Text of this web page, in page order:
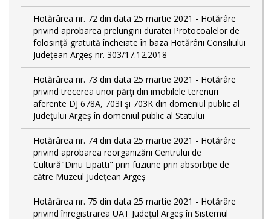
Hotărârea nr. 72 din data 25 martie 2021 - Hotărâre
privind aprobarea prelungirii duratei Protocoalelor de
folosință gratuită încheiate în baza Hotărârii Consiliului
Județean Argeș nr. 303/17.12.2018
Hotărârea nr. 73 din data 25 martie 2021 - Hotărâre
privind trecerea unor părţi din imobilele terenuri
aferente DJ 678A, 703I şi 703K din domeniul public al
Judeţului Argeş în domeniul public al Statului
Hotărârea nr. 74 din data 25 martie 2021 - Hotărâre
privind aprobarea reorganizării Centrului de
Cultură"Dinu Lipatti" prin fuziune prin absorbție de
către Muzeul Județean Argeș
Hotărârea nr. 75 din data 25 martie 2021 - Hotărâre
privind înregistrarea UAT Judeţul Argeş în Sistemul